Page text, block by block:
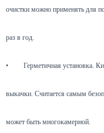
очистки можно применять для
раз в год.
• Герметичная установка.
выкачки. Считается самым
может быть многокамерной.